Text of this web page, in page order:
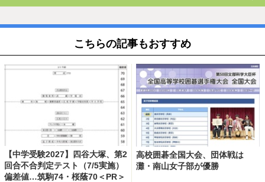
こちらの記事もおすすめ
【中学受験2027】四谷大塚、第2
回合不合判定テスト（7/5実施）
偏差値…筑駒74・桜蔭70＜PR＞
高校囲碁全国大会、団体戦は
灘・南山女子部が優勝